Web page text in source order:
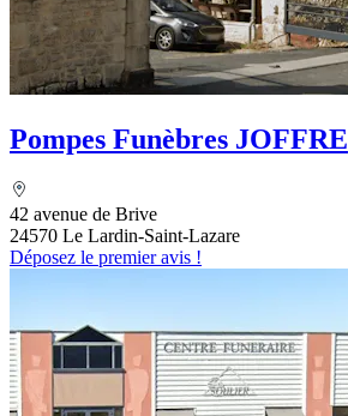
Pompes Funèbres JOFFRE
42 avenue de Brive
24570 Le Lardin-Saint-Lazare
Déposez le premier avis !